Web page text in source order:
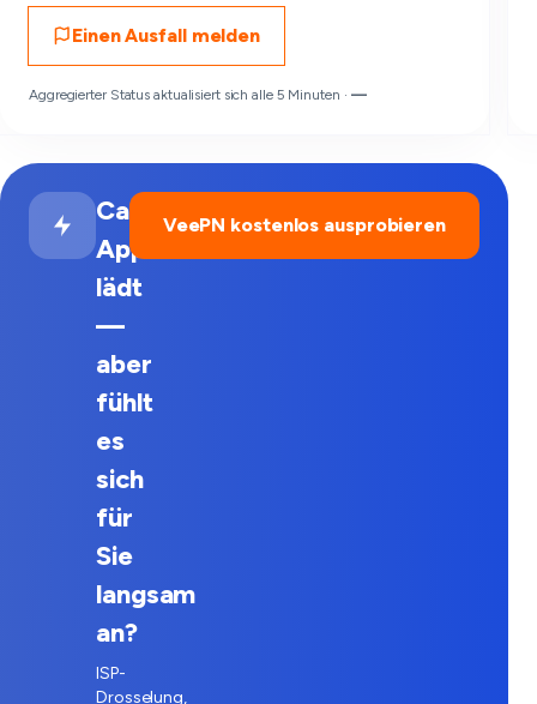
Einen Ausfall melden
Aggregierter Status aktualisiert sich alle 5 Minuten · —
Cash
App
lädt
—
aber
fühlt
es
sich
für
Sie
langsam
an?
ISP-
Drosselung,
VeePN kostenlos ausprobieren